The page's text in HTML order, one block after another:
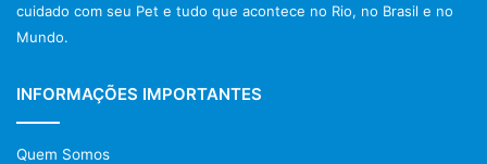
Post Views:
cuidado com seu Pet e tudo que acontece no Rio, no Brasil e no
Mundo.
INFORMAÇÕES IMPORTANTES
Quem Somos